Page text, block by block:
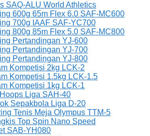
SAQ-ALU World Athletics
600g 65m Flex 6.0 SAF-MC600
700g IAAF SAF-YC700
800g 85m Flex 5.0 SAF-MC800
Pertandingan YJ-600
Pertandingan YJ-700
Pertandingan YJ-800
Kompetisi 2kg LCK-2
Kompetisi 1.5kg LCK-1.5
Kompetisi 1kg LCK-1
Liga SAH-40
Sepakbola Liga D-20
Tenis Meja Olympus TTM-5
Top Spin Nano Speed
SAB-YH080